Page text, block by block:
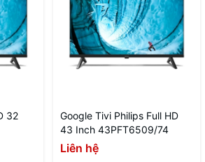
32
Google Tivi Philips Full HD
43 Inch 43PFT6509/74
Liên hệ